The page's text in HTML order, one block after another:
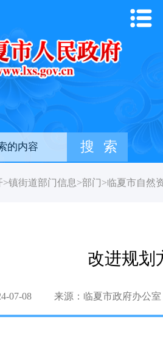
>镇街道部门信息>部门>临夏市自然
改进规
07-08 来源：临夏市政府办公室